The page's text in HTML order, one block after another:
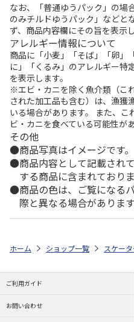
なお、「普通ゆうパック」の場
のみチルドゆうパック」などと
ず、商品内容欄にその旨を表示
アレルギー情報について
商品に「小麦」「そば」「卵」
に」「くるみ」のアレルギー特
を表示します。
※エビ・カニを除く魚介類（こ
された加工品も含む）は、漁獲
いる場合があります。 また、
ビ・カニを食べている可能性が
その他
商品写真はイメージです。
商品内容として記載され
する商品に含まれておりま
商品の色は、ご覧になる
際と異なる場合があります
ホーム ショップ一覧 スケー
ご利用ガイド
お問い合わせ